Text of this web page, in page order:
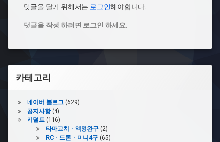
댓글을 달기 위해서는 로그인해야합니다.
댓글을 작성 하려면 로그인 하세요.
카테고리
네이버 블로그(629)
공지사항(4)
키덜트(116)
타마고치ㆍ액정완구(2)
RCㆍ드론ㆍ미니4구(65)